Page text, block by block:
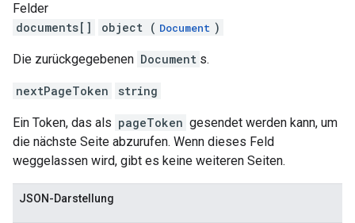
Felder
documents[]
object ( Document )
Die zurückgegebenen Document s.
nextPageToken string
Ein Token, das als pageToken gesendet werden kann, um
die nächste Seite abzurufen. Wenn dieses Feld
weggelassen wird, gibt es keine weiteren Seiten.
JSON-Darstellung